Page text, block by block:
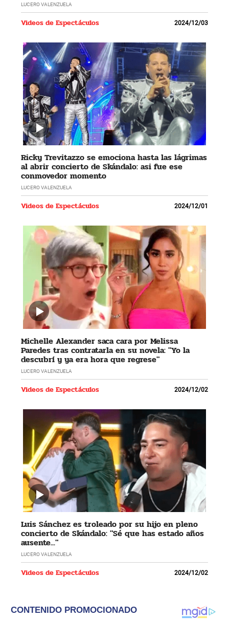
LUCERO VALENZUELA
Videos de Espectáculos 2024/12/03
Ricky Trevitazzo se emociona hasta las lágrimas
al abrir concierto de Skándalo: asi fue ese
conmovedor momento
LUCERO VALENZUELA
Videos de Espectáculos 2024/12/01
Michelle Alexander saca cara por Melissa
Paredes tras contratarla en su novela: "Yo la
descubrí y ya era hora que regrese"
LUCERO VALENZUELA
Videos de Espectáculos 2024/12/02
Luis Sánchez es troleado por su hijo en pleno
concierto de Skándalo: "Sé que has estado años
ausente..."
LUCERO VALENZUELA
Videos de Espectáculos 2024/12/02